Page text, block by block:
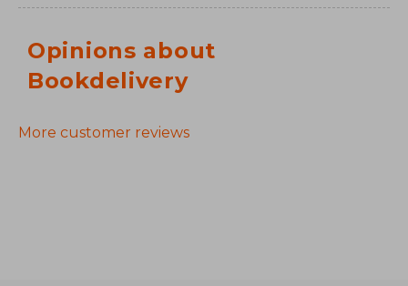
Opinions about
Bookdelivery
More customer reviews